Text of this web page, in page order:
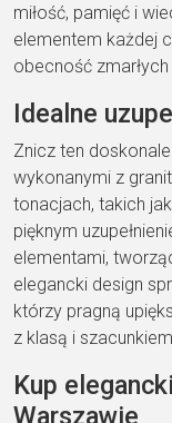
miłość, pamięć i
elementem każdej
obecność
Idealne
Znicz ten
wykonanymi z
tonacjach, takich
pięknym
elementami,
elegancki design
którzy pragną
z klasą i szacunkiem.
Kup
Warszawie